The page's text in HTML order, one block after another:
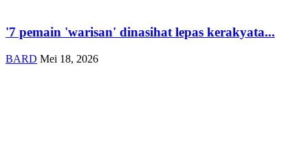
'7 pemain 'warisan' dinasihat lepas kerakyata...
BARD Mei 18, 2026